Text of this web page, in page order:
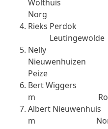
Norg
Rieks
Leutingewolde
Nelly
Peize
Bert
m
Albert
m